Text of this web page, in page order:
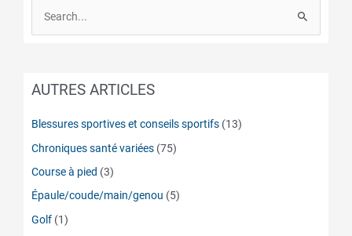
h
f
o
r
AUTRES ARTICLES
Blessures sportives et conseils sportifs (13)
Chroniques santé variées (75)
Course à pied (3)
Épaule/coude/main/genou (5)
Golf (1)